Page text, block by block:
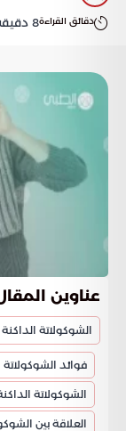
دقائق القراءة8
عناوين
الشوكولاتة
فوائد الشوكولاتة
الشوكولاتة
العلاقة بين